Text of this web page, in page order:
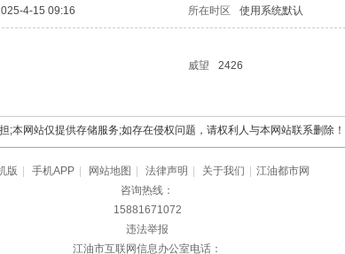
4-15 09:16 所在时区 使用系统默认
威望
2426
本网站仅提供存储服务;如存在侵权问题，请权利人与本网站联系删除
版 手机APP 网站地图 法律声明 关于我们
江油都市网
咨询热线：
15881671072
违法举报
江油市互联网信息办公室电话：